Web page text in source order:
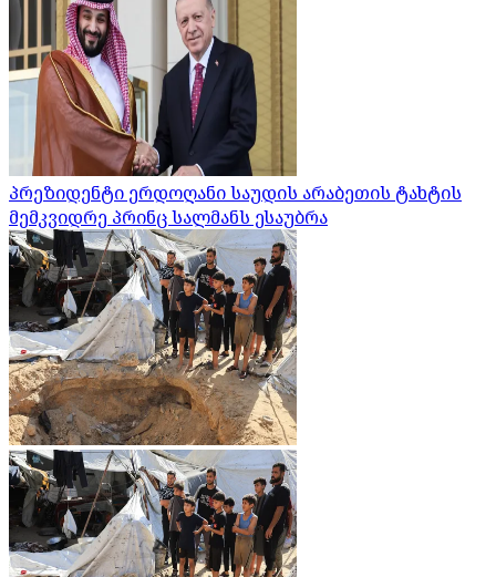
პრეზიდენტი ერდოღანი საუდის არაბეთის ტახტის
მემკვიდრე პრინც სალმანს ესაუბრა